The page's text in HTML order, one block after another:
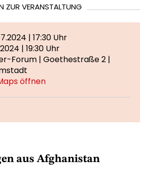
ZUR VERANSTALTUNG
| 17:30 Uhr
| 19:30 Uhr
Forum | Goethestraße 2 |
öffnen
aus Afghanistan